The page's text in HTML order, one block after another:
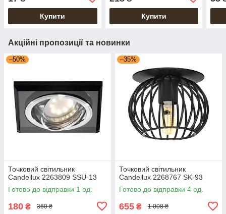
Купити Купити
Акційні пропозиції та новинки
–50%
Точковий світильник
Candellux 2263809 SSU-13
Готово до відправки 1 од.
180 ₴ 360 ₴
–35%
Точковий світильник
Candellux 2268767 SK-93
Готово до відправки 4 од.
655 ₴ 1 008 ₴